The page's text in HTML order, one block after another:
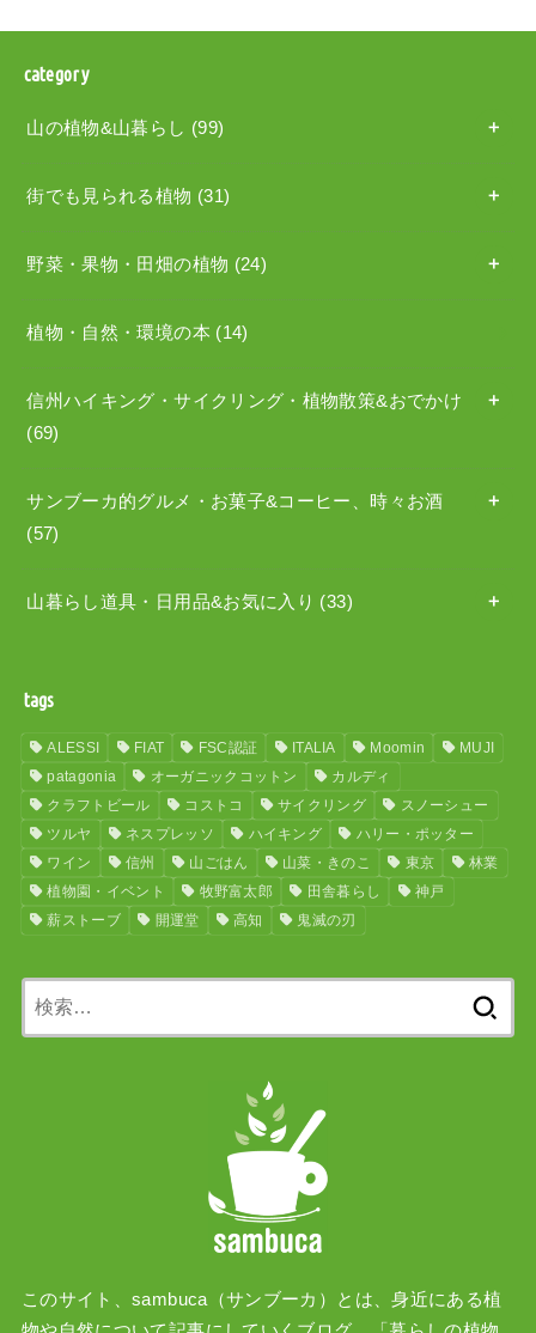
category
山の植物&山暮らし (99)
街でも見られる植物 (31)
野菜・果物・田畑の植物 (24)
植物・自然・環境の本 (14)
信州ハイキング・サイクリング・植物散策&おでかけ
(69)
サンブーカ的グルメ・お菓子&コーヒー、時々お酒
(57)
山暮らし道具・日用品&お気に入り (33)
tags
ALESSI FIAT FSC認証 ITALIA Moomin
MUJI
patagonia
オーガニックコットン
カルディ
クラフトビール
コストコ サイクリング
スノーシュー
ツルヤ
ネスプレッソ ハイキング
ハリー・ポッター
ワイン
信州 山ごはん 山菜・きのこ 東京
林業
植物園・イベント
牧野富太郎 田舎暮らし
神戸
薪ストーブ
開運堂 高知 鬼滅の刃
このサイト、sambuca（サンブーカ）とは、身近にある植